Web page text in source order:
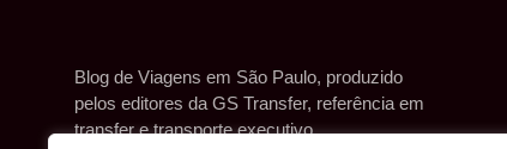
Blog de Viagens em São Paulo, produzido
pelos editores da GS Transfer, referência em
transfer e transporte executivo.